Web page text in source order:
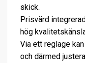
skick.
Prisvärd
hög
Via ett reglage
och därmed justera